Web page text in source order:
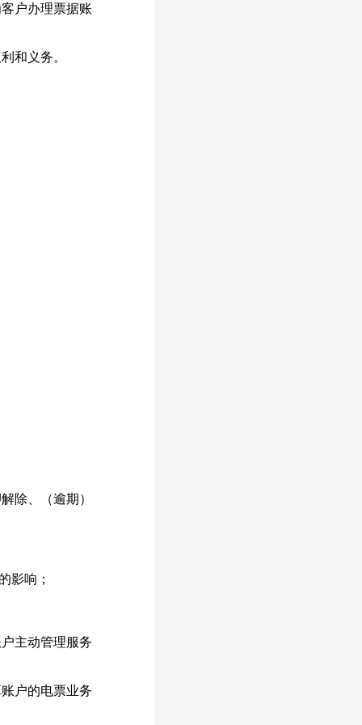
户办理票据账
和义务。
除、（逾期）
影响；
主动管理服务
户的电票业务